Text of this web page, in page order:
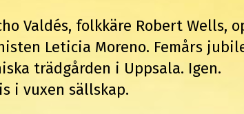
Valdés, folkkäre Robert Wells,
Leticia Moreno. Femårs
trädgården i Uppsala. Igen.
i vuxen sällskap.